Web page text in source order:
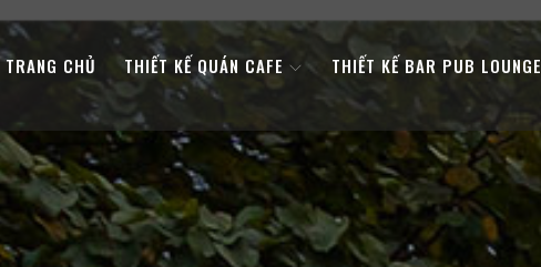
TRANG CHỦ THIẾT KẾ QUÁN CAFE THIẾT KẾ BAR PUB LOUNGE